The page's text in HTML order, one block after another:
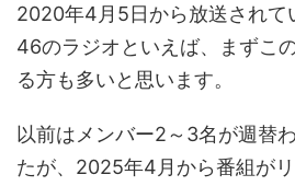
2020年4月5日から放送されて
46のラジオといえば、まずこ
る方も多いと思います。
以前はメンバー2～3名が週替
たが、2025年4月から番組が